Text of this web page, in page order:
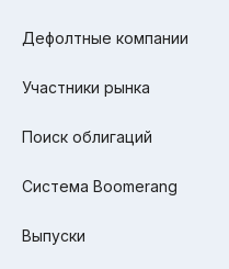
Дефолтные компании
Участники рынка
Поиск облигаций
Система Boomerang
Выпуски